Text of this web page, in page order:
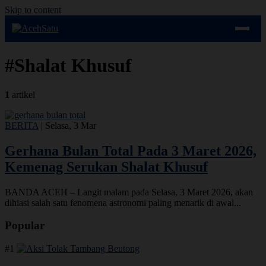
Skip to content
#Shalat Khusuf
1 artikel
BERITA | Selasa, 3 Mar
Gerhana Bulan Total Pada 3 Maret 2026,
Kemenag Serukan Shalat Khusuf
BANDA ACEH – Langit malam pada Selasa, 3 Maret 2026, akan
dihiasi salah satu fenomena astronomi paling menarik di awal...
Popular
#1